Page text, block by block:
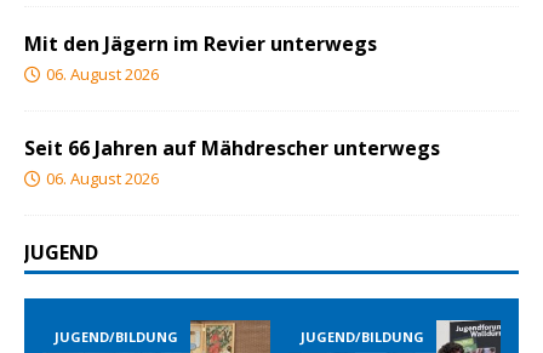
Mit den Jägern im Revier unterwegs
06. August 2026
Seit 66 Jahren auf Mähdrescher unterwegs
06. August 2026
JUGEND
JUGEND/BILDUNG JUGEND/BILDUNG